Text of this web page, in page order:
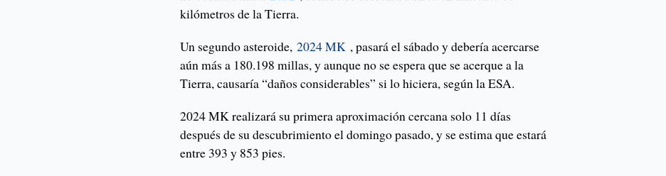
kilómetros de la Tierra.
Un segundo asteroide,2024 MK , pasará el sábado y debería acercarse
aún más a 180.198 millas, y aunque no se espera que se acerque a la
Tierra, causaría “daños considerables” si lo hiciera, según la ESA.
2024 MK realizará su primera aproximación cercana solo 11 días
después de su descubrimiento el domingo pasado, y se estima que estará
entre 393 y 853 pies.